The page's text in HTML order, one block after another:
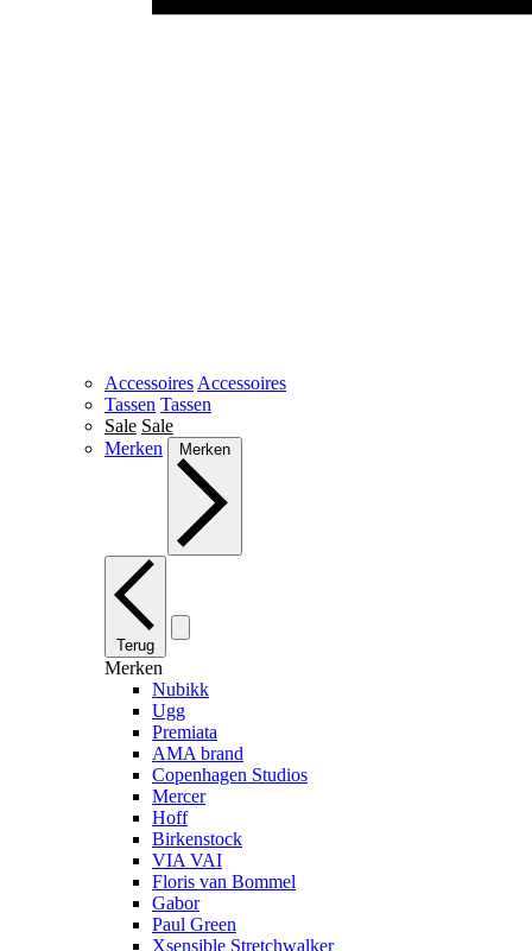
Accessoires Accessoires
Tassen Tassen
Sale Sale
Merken
Merken
Terug
Merken
Nubikk
Ugg
Premiata
AMA brand
Copenhagen Studios
Mercer
Hoff
Birkenstock
VIA VAI
Floris van Bommel
Gabor
Paul Green
Xsensible Stretchwalker